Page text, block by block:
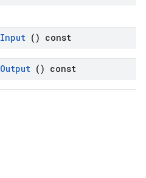
Input () const
Output () const